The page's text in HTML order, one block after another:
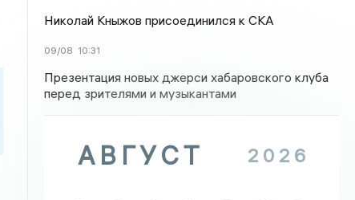
Николай Кныжов присоединился к СКА
09/08 10:31
Презентация новых джерси хабаровского клуба
перед зрителями и музыкантами
АВГУСТ 2026